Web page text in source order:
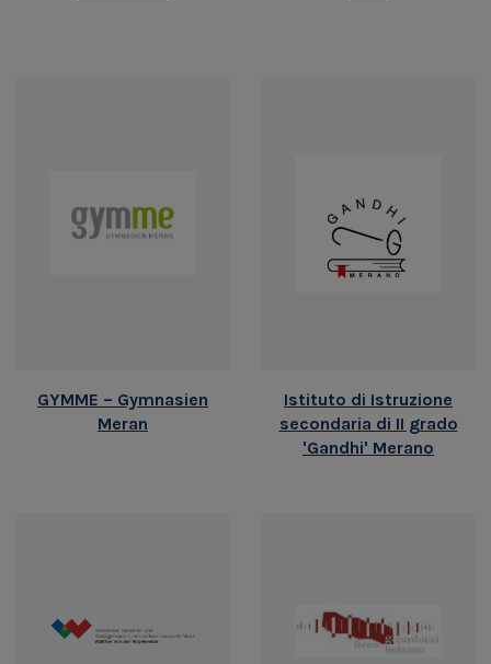
GYMME – Gymnasien
Meran
Istituto di Istruzione
secondaria di II grado
'Gandhi' Merano